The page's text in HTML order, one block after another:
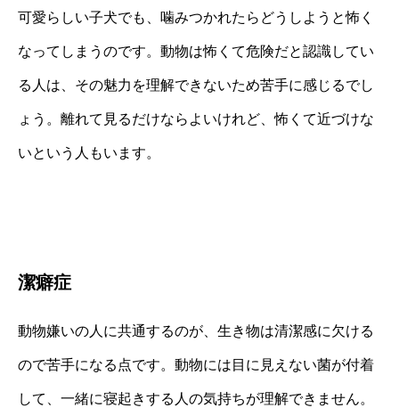
可愛らしい子犬でも、噛みつかれたらどうしようと怖く
なってしまうのです。動物は怖くて危険だと認識してい
る人は、その魅力を理解できないため苦手に感じるでし
ょう。離れて見るだけならよいけれど、怖くて近づけな
いという人もいます。
潔癖症
動物嫌いの人に共通するのが、生き物は清潔感に欠ける
ので苦手になる点です。動物には目に見えない菌が付着
して、一緒に寝起きする人の気持ちが理解できません。